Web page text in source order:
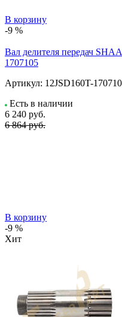
В корзину
-9 %
Вал делителя передач
1707105
Артикул: 12JSD160T-
Есть в наличии
6 240 руб.
6 864 руб.
В корзину
-9 %
Хит